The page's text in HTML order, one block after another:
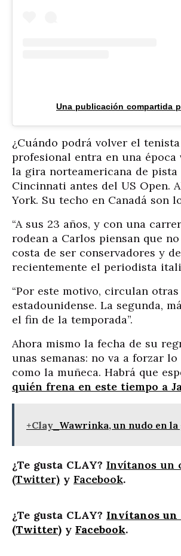
Una publicación compartida
¿Cuándo podrá volver el
profesional entra en una
la gira norteamericana de pista
Cincinnati antes del US Open.
York. Su techo en Canadá son
“A sus 23 años, y con una
rodean a Carlos piensan que
costa de ser conservadores y
recientemente el periodista
“Por este motivo, circulan
estadounidense. La segunda,
el fin de la temporada”.
Ahora mismo la fecha de su
unas semanas: no va a forzar
como la muñeca. Habrá que
quién frena en este tiempo a
+Clay Wawrinka, un nudo en
¿Te gusta CLAY? Invítanos un
(Twitter) y Facebook.
¿Te gusta CLAY? Invítanos un
(Twitter) y Facebook.